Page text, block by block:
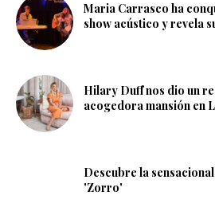
Maria Carrasco ha
show acústico y revela
Hilary Duff nos dio un
acogedora mansión en
Descubre la
'Zorro'